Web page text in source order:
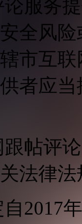
服务
全风
市互
者应
帖评
法律
2017